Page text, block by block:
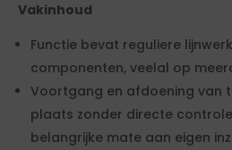
Vakinhoud
Functie bevat reguliere
componenten, veelal op
Voortgang en afdoening van
plaats zonder directe
belangrijke mate aan eigen